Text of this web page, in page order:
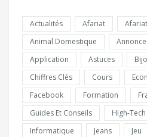
Actualités Afariat
Animal Domestique
Annonce
Application
Astuces
Chiffres Clés
Cours
Facebook
Formation
Guides Et Conseils
High-Tech
Informatique
Jeans Jeu